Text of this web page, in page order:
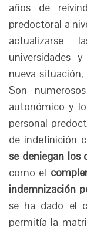
años de
predoctoral a
actualizarse
universidades
nueva
Son
autonómico y
personal
de indefinición
se deniegan los
como el
indemnización
se ha dado el
permitía la